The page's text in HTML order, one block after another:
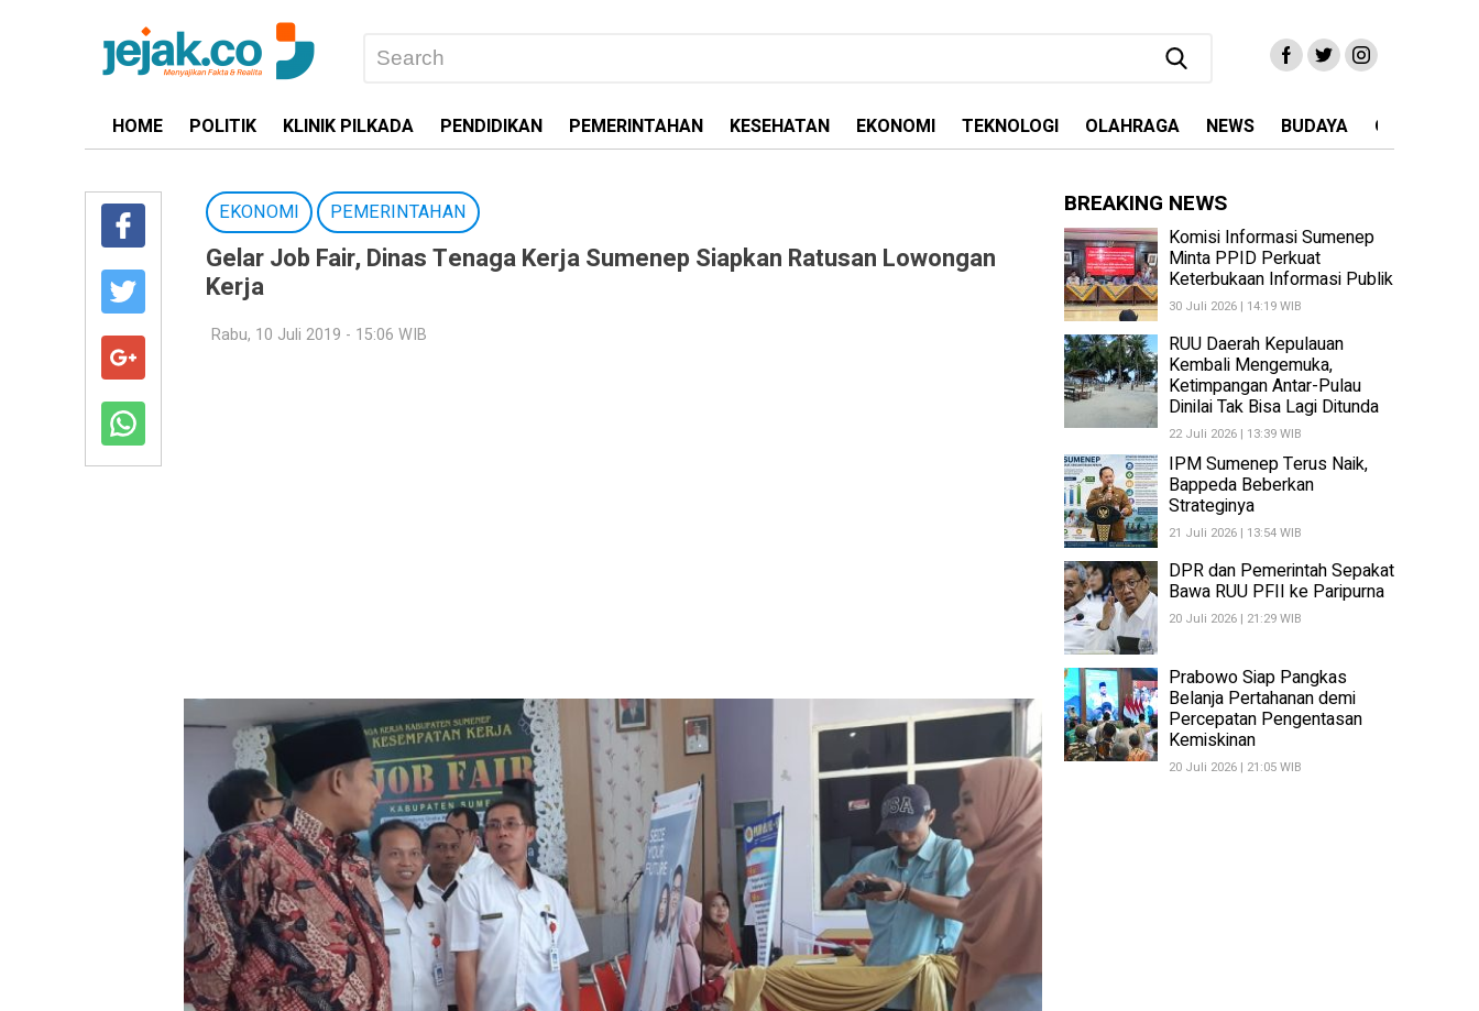
HOME POLITIK KLINIK PILKADA PENDIDIKAN PEMERINTAHAN KESEHATAN EKONOMI TEKNOLOGI OLAHRAGA NEWS BUDAYA OPINI
EKONOMI PEMERINTAHAN
Gelar Job Fair, Dinas Tenaga Kerja Sumenep Siapkan Ratusan Lowongan
Kerja
Rabu, 10 Juli 2019 - 15:06 WIB
BREAKING NEWS
Komisi Informasi Sumenep
Minta PPID Perkuat
Keterbukaan Informasi Publik
30 Juli 2026 | 14:19 WIB
RUU Daerah Kepulauan
Kembali Mengemuka,
Ketimpangan Antar-Pulau
Dinilai Tak Bisa Lagi Ditunda
22 Juli 2026 | 13:39 WIB
IPM Sumenep Terus Naik,
Bappeda Beberkan
Strateginya
21 Juli 2026 | 13:54 WIB
DPR dan Pemerintah Sepakat
Bawa RUU PFII ke Paripurna
20 Juli 2026 | 21:29 WIB
Prabowo Siap Pangkas
Belanja Pertahanan demi
Percepatan Pengentasan
Kemiskinan
20 Juli 2026 | 21:05 WIB